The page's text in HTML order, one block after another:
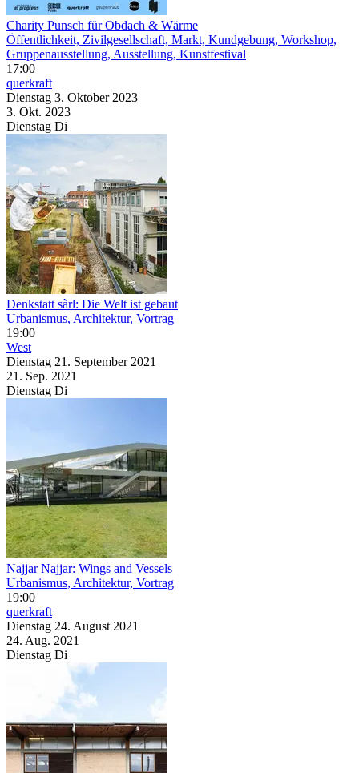
Charity Punsch für Obdach & Wärme
Öffentlichkeit, Zivilgesellschaft, Markt, Kundgebung, Workshop,
Gruppenausstellung, Ausstellung, Kunstfestival
17:00
querkraft
Dienstag 3. Oktober 2023
3. Okt. 2023
Dienstag Di
Denkstatt sàrl: Die Welt ist gebaut
Urbanismus, Architektur, Vortrag
19:00
West
Dienstag 21. September 2021
21. Sep. 2021
Dienstag Di
Najjar Najjar: Wings and Vessels
Urbanismus, Architektur, Vortrag
19:00
querkraft
Dienstag 24. August 2021
24. Aug. 2021
Dienstag Di